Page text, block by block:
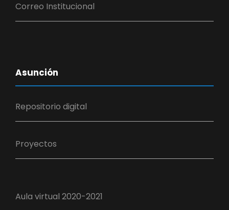
Correo Institucional
Asunción
Repositorio digital
Proyectos
Aula virtual 2020-2021